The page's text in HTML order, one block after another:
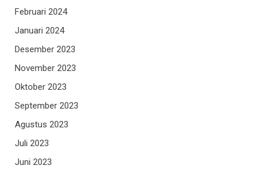
Februari 2024
Januari 2024
Desember 2023
November 2023
Oktober 2023
September 2023
Agustus 2023
Juli 2023
Juni 2023